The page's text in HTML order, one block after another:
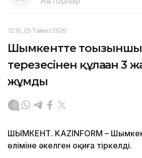
12:16, 05 Тамыз 2026
Шымкентте
терезесінен құлаған 3
жұмды
ШЫМКЕНТ. KAZINFORM –
өліміне әкелген оқиға тіркелді.